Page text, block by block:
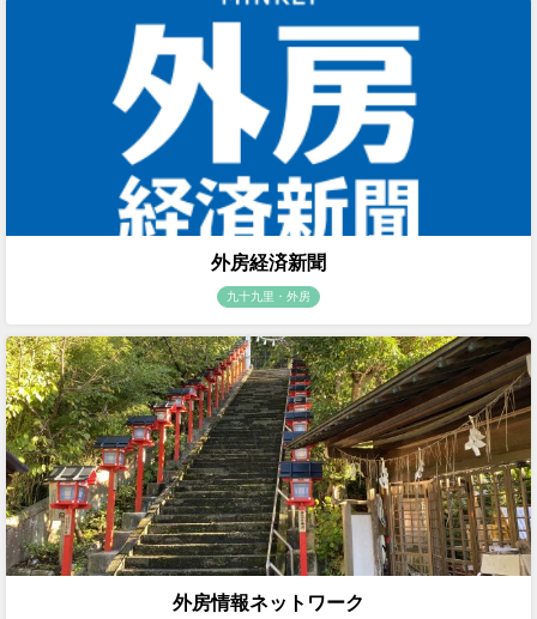
外房経済新聞
九十九里・外房
外房情報ネットワーク